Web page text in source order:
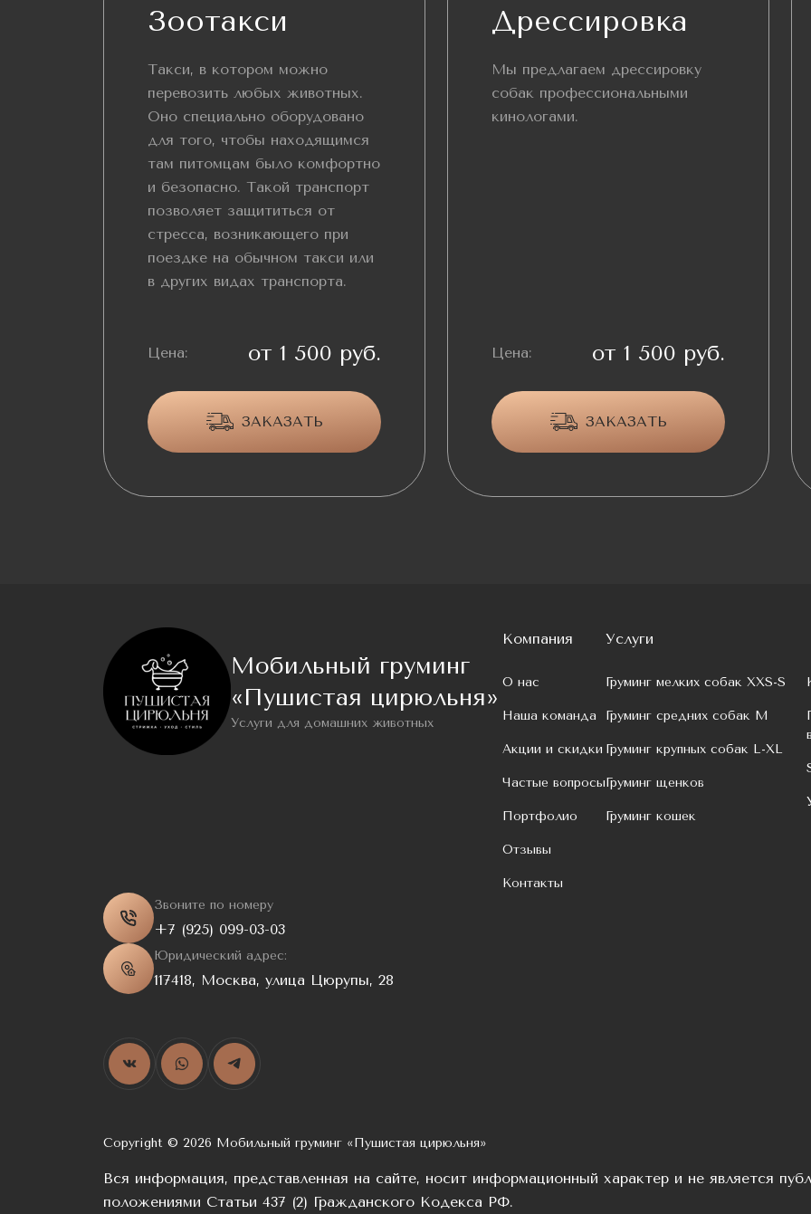
Зоотакси
Такси, в котором можно
перевозить любых животных.
Оно специально оборудовано
для того, чтобы находящимся
там питомцам было комфортно
и безопасно. Такой транспорт
позволяет защититься от
стресса, возникающего при
поездке на обычном такси или
в других видах транспорта.
Цена: от 1 500 руб.
ЗАКАЗАТЬ
Дрессировка
Мы предлагаем дрессировку
собак профессиональными
кинологами.
Цена: от 1 500 руб.
ЗАКАЗАТЬ
Мобильный груминг
«Пушистая цирюльня»
Услуги для домашних животных
Компания
О нас
Наша команда
Акции и скидки
Частые вопросы
Портфолио
Отзывы
Контакты
Услуги
Груминг мелких собак XXS-S
Груминг средних собак M
Груминг крупных собак L-XL
Груминг щенков
Груминг кошек
Звоните по номеру
+7 (925) 099-03-03
Юридический адрес:
117418, Москва, улица Цюрупы, 28
Copyright © 2026 Мобильный груминг «Пушистая цирюльня»
Вся информация, представленная на сайте, носит информационный характер и не является
положениями Статьи 437 (2) Гражданского Кодекса РФ.